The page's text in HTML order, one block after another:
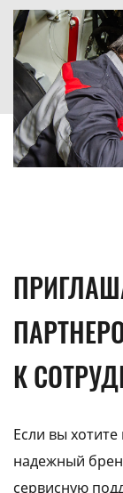
К
Если вы
надежный
сервисную